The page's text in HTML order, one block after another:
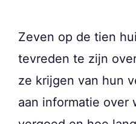
Zeven op de tien
tevreden te zijn
ze krijgen van hun
aan informatie over